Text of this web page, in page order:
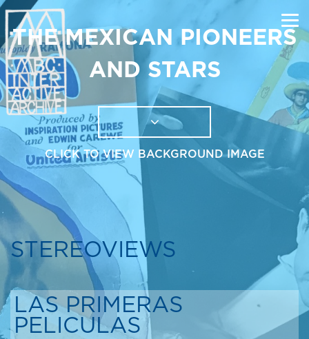
THE MEXICAN PIONEERS
AND STARS
CLICK TO VIEW BACKGROUND IMAGE
STEREOVIEWS
LAS PRIMERAS
PELICULAS